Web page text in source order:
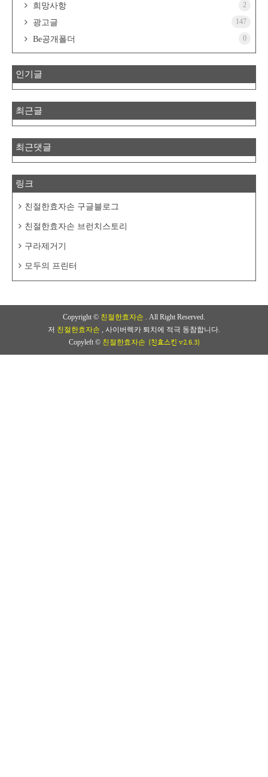
희망사항 2
광고글 147
Be공개폴더 0
인기글
최근글
최근댓글
링크
친절한효자손 구글블로그
친절한효자손 브런치스토리
구라제거기
모두의 프린터
Copyright © 친절한효자손 . All Right Reserved.
저 친절한효자손 , 사이버렉카 퇴치에 적극 동참합니다.
Copyleft © 친절한효자손 (친효스킨 v2.6.3)